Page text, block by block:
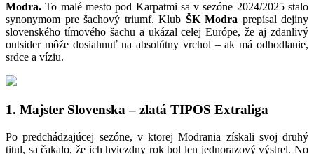
Modra. To malé mesto pod Karpatmi sa v sezóne 2024/2025 stalo
synonymom pre šachový triumf. Klub ŠK Modra prepísal dejiny
slovenského tímového šachu a ukázal celej Európe, že aj zdanlivý
outsider môže dosiahnuť na absolútny vrchol – ak má odhodlanie,
srdce a víziu.
1. Majster Slovenska – zlatá TIPOS Extraliga
Po predchádzajúcej sezóne, v ktorej Modrania získali svoj druhý
titul, sa čakalo, že ich hviezdny rok bol len jednorazový výstrel. No